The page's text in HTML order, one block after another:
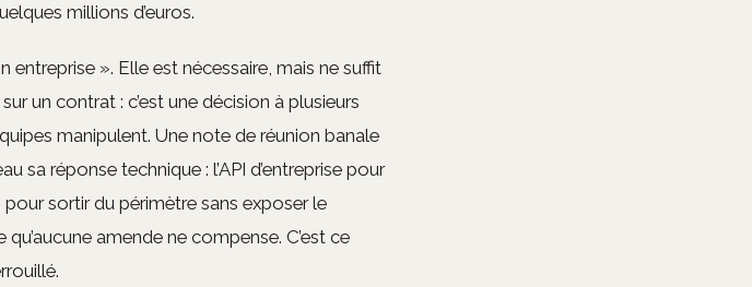
millions d’euros.
». Elle est nécessaire, mais ne suffit
un contrat : c’est une décision à plusieurs
manipulent. Une note de réunion banale
sa réponse technique : l’API d’entreprise pour
sortir du périmètre sans exposer le
amende ne compense. C’est ce